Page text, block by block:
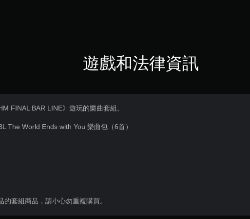
遊戲和法律資訊
FINAL BAR LINE》遊玩的樂曲套組。
The World Ends with You 樂曲包（6首）
套組商品，請小心勿重複購買。